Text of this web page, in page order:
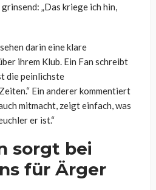
„Das kriege ich hin,
darin eine klare
ihrem Klub. Ein Fan schreibt
die peinlichste
Ein anderer kommentiert
mitmacht, zeigt einfach, was
er ist.“
sorgt bei
für Ärger